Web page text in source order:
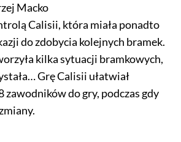
Macko
Calisii, która miała ponadto
do zdobycia kolejnych bramek.
kilka sytuacji bramkowych,
Grę Calisii ułatwiał
zawodników do gry, podczas gdy